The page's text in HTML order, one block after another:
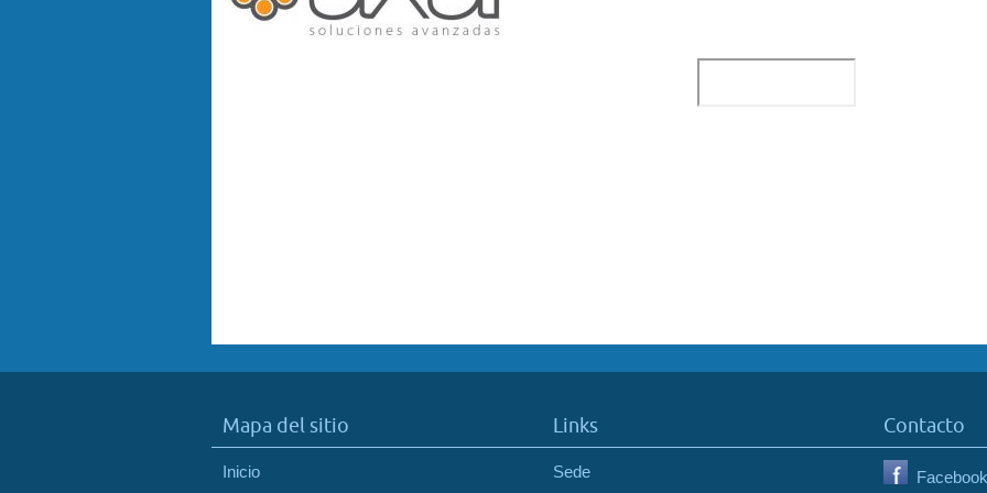
Mapa del sitio
Inicio
Links
Sede
Contacto
Facebook